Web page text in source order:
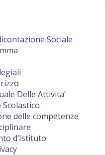
Sociale
Delle Attivita’
delle competenze
d’Istituto